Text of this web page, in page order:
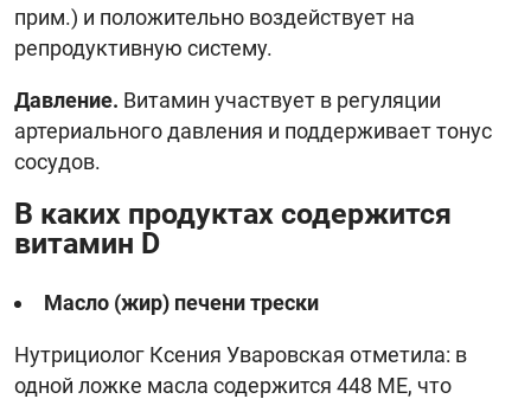
прим.) и положительно воздействует на
репродуктивную систему.
Давление. Витамин участвует в регуляции
артериального давления и поддерживает тонус
сосудов.
В каких продуктах содержится
витамин D
Масло (жир) печени трески
Нутрициолог Ксения Уваровская отметила: в
одной ложке масла содержится 448 МЕ, что